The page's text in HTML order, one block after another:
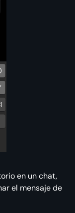
en un chat,
el mensaje de